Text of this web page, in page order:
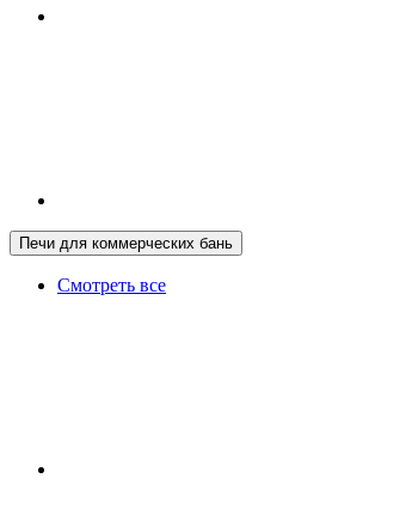
Печи для коммерческих бань
Смотреть все